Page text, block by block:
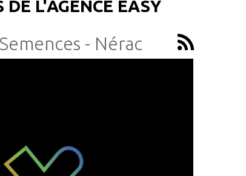
DE L'AGENCE EASY
- Nérac